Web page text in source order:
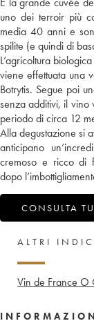
uno dei terroir più
media 40 anni e
spilite (e quindi di
L’agricoltura
viene effettuata una
Botrytis. Segue poi
senza additivi, il vino
periodo di circa 12
Alla degustazione si
anticipano
cremoso e ricco di
dopo
CONSULTA
ALTRI
Vin de France O